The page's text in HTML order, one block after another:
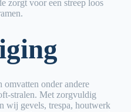
zorgt voor een streep loos
onder andere
stralen. Met zorgvuldig
wij gevels, trespa, houtwerk